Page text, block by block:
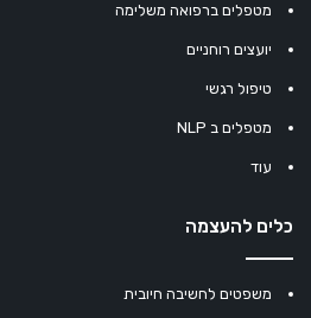
מטפלים ברפואה משלימה
יועצים רוחניים
טיפול רגשי
מטפלים ב NLP
עוד
כלים להעצמה
משפטים לחשיבה חיובית